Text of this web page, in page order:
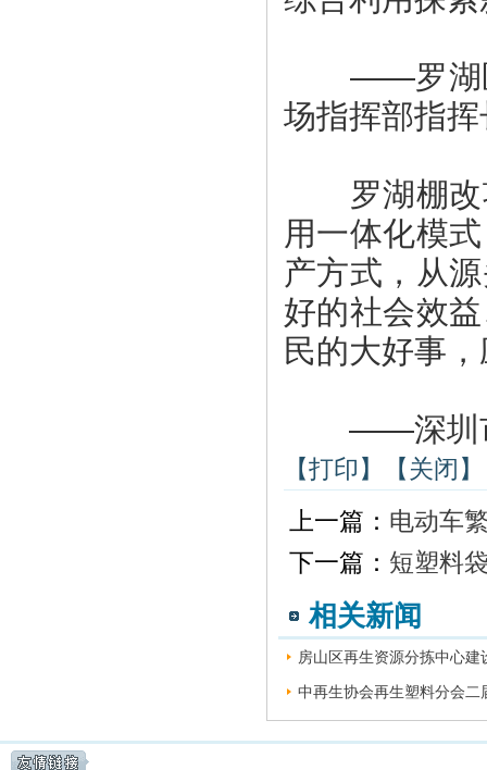
——罗湖区
场指挥部指
罗湖棚改
用一体化模
产方式，从
好的社会效
民的大好事
——深圳市
【打印】
【关闭】
上一篇： 电动车
下一篇： 短塑料
相关新闻
房山区再生资源分拣中心建
中再生协会再生塑料分会二